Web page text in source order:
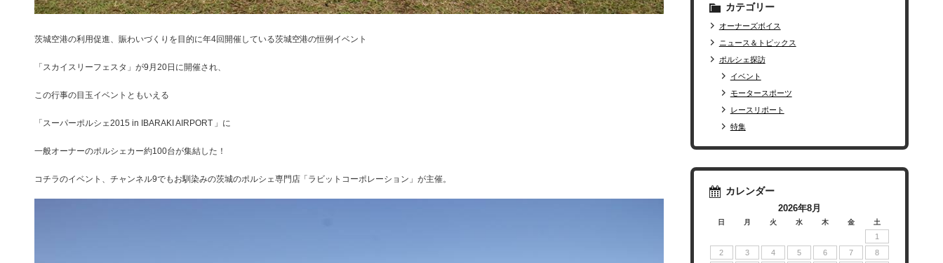
茨城空港の利用促進、賑わいづくりを目的に年4回開催している茨城空港の恒例イベント
「スカイスリーフェスタ」が9月20日に開催され、
この行事の目玉イベントともいえる
「スーパーポルシェ2015 in IBARAKI AIRPORT 」に
一般オーナーのポルシェカー約100台が集結した！
コチラのイベント、チャンネル9でもお馴染みの茨城のポルシェ専門店「ラビットコーポレーション」が主催。
カテゴリー
オーナーズボイス
ニュース＆トピックス
ポルシェ探訪
イベント
モータースポーツ
レースリポート
特集
カレンダー
2026年8月
日 月 火 水 木 金 土
1
2
3 4 5 6 7
8